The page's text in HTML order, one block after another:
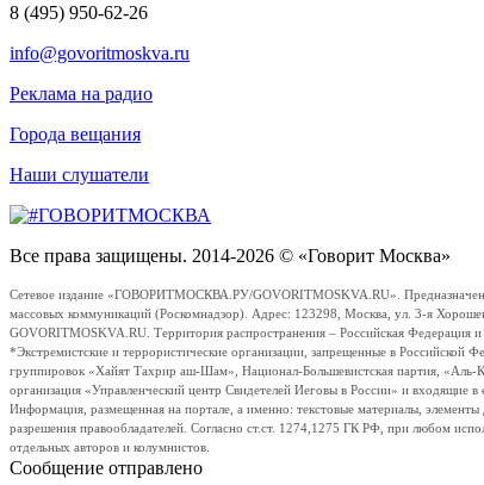
8 (495) 950-62-26
info@govoritmoskva.ru
Реклама на радио
Города вещания
Наши слушатели
Все права защищены. 2014-2026 © «Говорит Москва»
Сетевое издание «ГОВОРИТМОСКВА.РУ/GOVORITMOSKVA.RU».
массовых коммуникаций (Роскомнадзор). Адрес: 123298, Москва, ул. 3-я
GOVORITMOSKVA.RU. Территория распространения – Российская
*Экстремистские и террористические организации, запрещенные в
группировок «Хайят Тахрир аш-Шам», Национал-Большевистская партия,
организация «Управленческий центр Свидетелей Иеговы в России» и входящие в
Информация, размещенная на портале, а именно: текстовые материалы,
разрешения правообладателей. Согласно ст.ст. 1274,1275 ГК РФ, при любом
отдельных авторов и колумнистов.
Сообщение отправлено